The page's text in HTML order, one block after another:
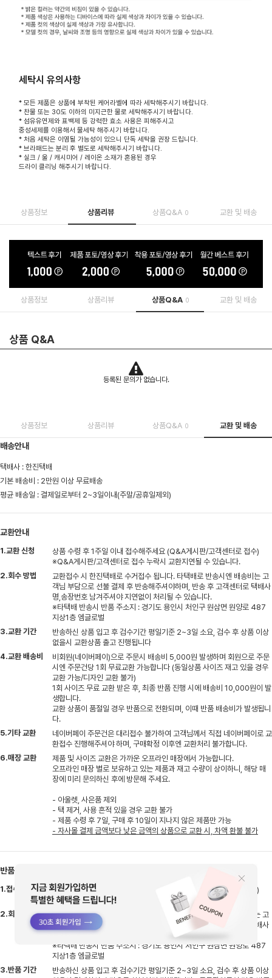
세탁시 유의사항
* 모든 제품은 상품에 부착된 케어라벨에 따라 세탁해주시기 바랍니다.
* 찬물 또는 30도 이하의 미지근한 물로 세탁해주시기 바랍니다.
* 섬유유연제와 표백제 등 강력한 효소 사용은 피해주시고
중성세제를 이용해서 물세탁 해주시기 바랍니다.
* 처음 세탁은 이염될 가능성이 있으니 단독 세탁을 권장 드립니다.
* 브라패드는 분리 후 별도로 세탁해주시기 바랍니다.
* 실크 / 울 / 캐시미어 / 레이온 소재가 혼용된 경우
드라이 클리닝 해주시기 바랍니다.
상품정보 상품리뷰 상품Q&A 0 교환 및 배송
상품정보 상품리뷰 상품Q&A 0 교환 및 배송
상품 Q&A
등록된 문의가 없습니다.
상품정보 상품리뷰 상품Q&A 0 교환 및 배송
배송안내
택배사 : 한진택배
기본 배송비 : 2만원 이상 무료배송
평균 배송일 : 결제일로부터 2~3일이내(주말/공휴일제외)
교환안내
1.교환 신청
상품 수령 후 1주일 이내 접수해주세요 (Q&A게시판/고객센터로 접수)
※Q&A게시판/고객센터로 접수 누락시 교환지연될 수 있습니다.
2.회수 방법
교환접수 시 한진택배로 수거접수 됩니다. 타택배로 반송시엔 배송비는 고
객님 부담으로 선불 결제 후 반송해주셔야하며, 반송 후 고객센터로 택배사
명,송장번호 남겨주셔야 지연없이 처리될 수 있습니다.
※타택배 반송시 반품 주소지 : 경기도 용인시 처인구 원삼면 원양로 487
지상1층 엠글로벌
3.교환 기간
반송하신 상품 입고 후 검수기간 평일기준 2~3일 소요, 검수 후 상품 이상
없을시 교환상품 출고 진행됩니다
4.교환 배송비
비회원(네이버페이)으로 주문시 배송비 5,000원 발생하며 회원으로 주문
시엔 주문건당 1회 무료교환 가능합니다 (동일상품 사이즈 재고 있을 경우
교환 가능/디자인 교환 불가)
1회 사이즈 무료 교환 받은 후, 최종 반품 진행 시에 배송비 10,000원이 발
생합니다.
교환 상품이 품절일 경우 반품으로 전환되며, 이때 반품 배송비가 발생됩니
다.
5.기타 교환
네이버페이 주문건은 대리접수 불가하여 고객님께서 직접 네이버페이로 교
환접수 진행해주셔야 하며, 구매확정 이후엔 교환처리 불가합니다.
6.매장 교환
제품 및 사이즈 교환은 가까운 오프라인 매장에서 가능합니다.
오프라인 매장 별로 보유하고 있는 제품과 재고 수량이 상이하니, 해당 매
장에 미리 문의하신 후에 방문해 주세요.
- 아울렛, 사은품 제외
- 택 제거, 사용 흔적 있을 경우 교환 불가
- 제품 수령 후 7일, 구매 후 10일이 지나지 않은 제품만 가능
- 자사몰 결제 금액보다 낮은 금액의 상품으로 교환 시, 차액 환불 불가
반품안내
1.접수 기간
상품 수령 후 1주일 이내 접수해주세요 (Q&A게시판/고객센터로 접수)
※Q&A게시판/고객센터로 접수 누락시 반품지연될 수 있습니다.
2.회수 방법
반품접수 시 한진택배로 수거접수 됩니다. 타택배로 반송시엔 배송비는 고
객님 부담으로 선불 결제 후 반송해주셔야하며 반송 후 고객센터로 택배사
명,송장번호 남겨주셔야 지연없이 처리될 수 있습니다.
※타택배 반송시 반품 주소지 : 경기도 용인시 처인구 원삼면 원양로 487
지상1층 엠글로벌
3.반품 기간
반송하신 상품 입고 후 검수기간 평일기준 2~3일 소요, 검수 후 상품 이상